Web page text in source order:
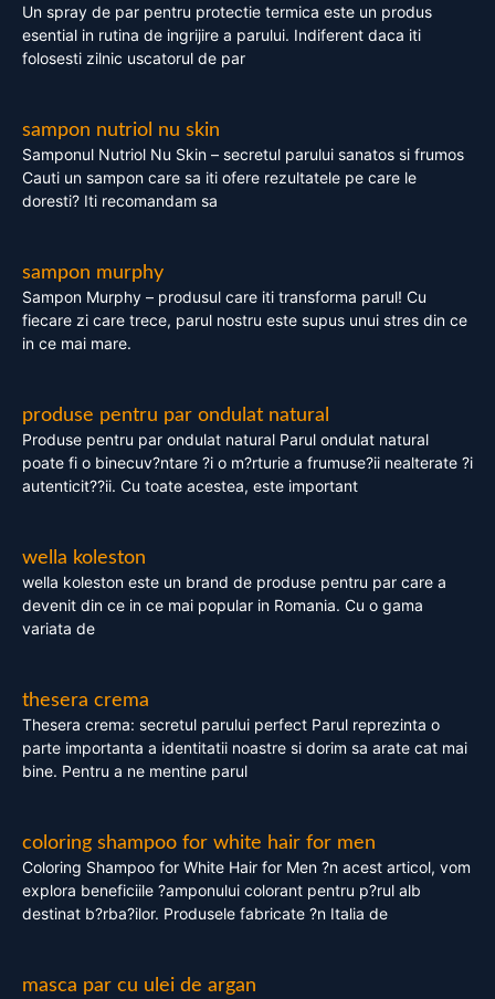
Un spray de par pentru protectie termica este un produs
esential in rutina de ingrijire a parului. Indiferent daca iti
folosesti zilnic uscatorul de par
sampon nutriol nu skin
Samponul Nutriol Nu Skin – secretul parului sanatos si frumos
Cauti un sampon care sa iti ofere rezultatele pe care le
doresti? Iti recomandam sa
sampon murphy
Sampon Murphy – produsul care iti transforma parul! Cu
fiecare zi care trece, parul nostru este supus unui stres din ce
in ce mai mare.
produse pentru par ondulat natural
Produse pentru par ondulat natural Parul ondulat natural
poate fi o binecuv?ntare ?i o m?rturie a frumuse?ii nealterate ?i
autenticit??ii. Cu toate acestea, este important
wella koleston
wella koleston este un brand de produse pentru par care a
devenit din ce in ce mai popular in Romania. Cu o gama
variata de
thesera crema
Thesera crema: secretul parului perfect Parul reprezinta o
parte importanta a identitatii noastre si dorim sa arate cat mai
bine. Pentru a ne mentine parul
coloring shampoo for white hair for men
Coloring Shampoo for White Hair for Men ?n acest articol, vom
explora beneficiile ?amponului colorant pentru p?rul alb
destinat b?rba?ilor. Produsele fabricate ?n Italia de
masca par cu ulei de argan